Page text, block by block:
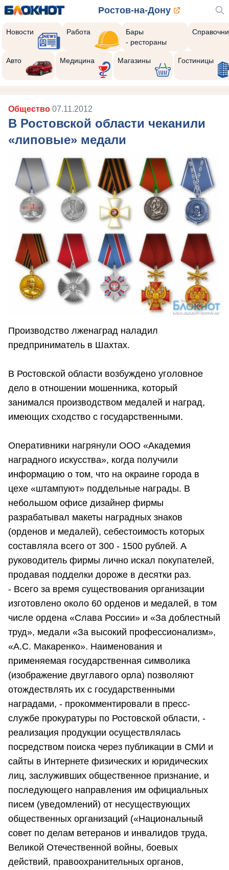
Ростов-на-Дону
Новости Работа
Бары
- рестораны
Авто Медицина Магазины Гостиницы
Общество 07.11.2012
В Ростовской области чеканили
«липовые» медали
Производство лженаград наладил
предприниматель в Шахтах.
В Ростовской области возбуждено уголовное
дело в отношении мошенника, который
занимался производством медалей и наград,
имеющих сходство с государственными.
Оперативники нагрянули ООО «Академия
наградного искусства», когда получили
информацию о том, что на окраине города в
цехе «штампуют» поддельные награды. В
небольшом офисе дизайнер фирмы
разрабатывал макеты наградных знаков
(орденов и медалей), себестоимость которых
составляла всего от 300 - 1500 рублей. А
руководитель фирмы лично искал покупателей,
продавая подделки дороже в десятки раз.
- Всего за время существования организации
изготовлено около 60 орденов и медалей, в том
числе ордена «Слава России» и «За доблестный
труд», медали «За высокий профессионализм»,
«А.С. Макаренко». Наименования и
применяемая государственная символика
(изображение двуглавого орла) позволяют
отождествлять их с государственными
наградами, - прокомментировали в пресс-
службе прокуратуры по Ростовской области, -
реализация продукции осуществлялась
посредством поиска через публикации в СМИ и
сайты в Интернете физических и юридических
лиц, заслуживших общественное признание, и
последующего направления им официальных
писем (уведомлений) от несуществующих
общественных организаций («Национальный
совет по делам ветеранов и инвалидов труда,
Великой Отечественной войны, боевых
действий, правоохранительных органов,